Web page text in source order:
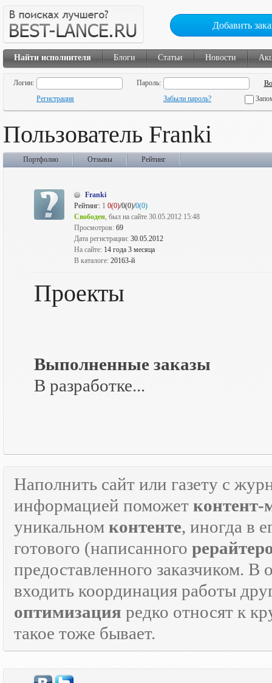
Добавить
Найти исполнителя Блоги Статьи Новости
Логин:
Пароль:
Регистрация
Забыли пароль?
Пользователь Franki
Портфолио Отзывы Рейтинг
Franki
Рейтинг: 1 0(0)/0(0)/0(0)
Свободен, был на сайте 30.05.2012 15:48
Просмотров: 69
Дата регистрации: 30.05.2012
На сайте: 14 года 3 месяца
В каталоге: 20163-й
Проекты
Выполненные заказы
В разработке...
Наполнить сайт или газету с
информацией поможет контент-
уникальном контенте, иногда в
готового (написанного
предоставленного заказчиком. В
входить координация работы
оптимизация редко относят к
такое тоже бывает.